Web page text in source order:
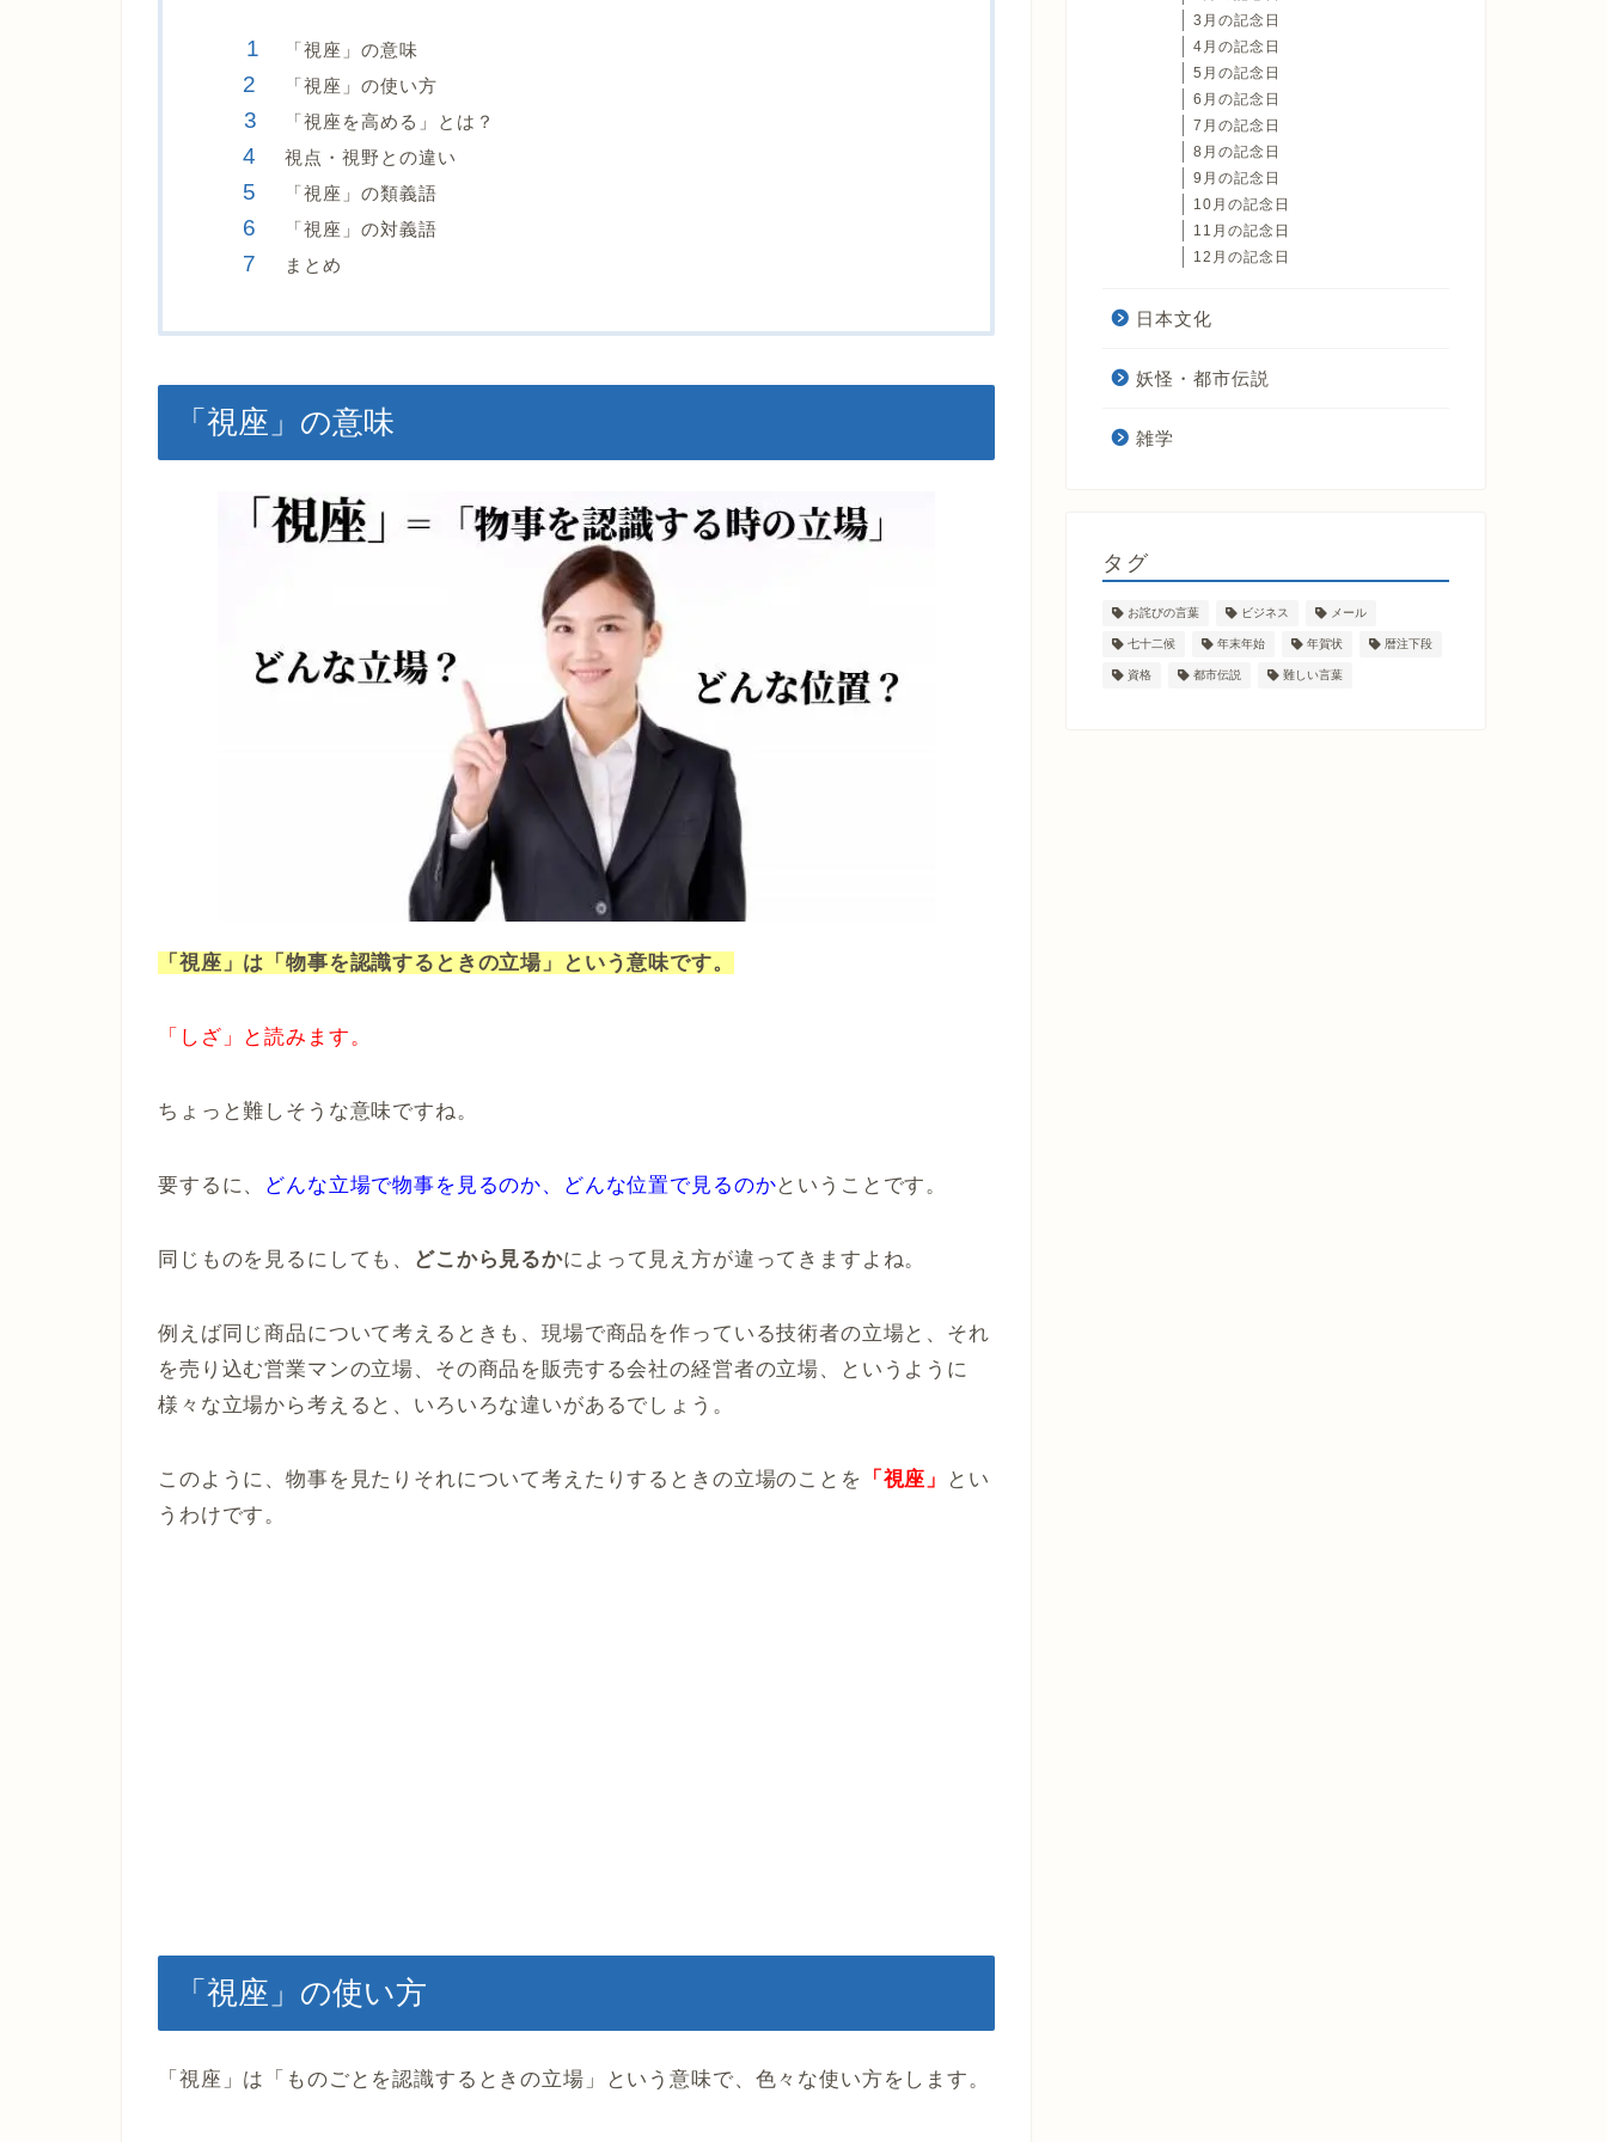
「視座」の意味
「視座」の使い方
「視座を高める」とは？
視点・視野との違い
「視座」の類義語
「視座」の対義語
まとめ
「視座」の意味
「視座」は「物事を認識するときの立場」という意味です。
「しざ」と読みます。
ちょっと難しそうな意味ですね。
要するに、 どんな立場で物事を見るのか、どんな位置で見るのかということです。
同じものを見るにしても、 どこから見るかによって見え方が違ってきますよね。
例えば同じ商品について考えるときも、現場で商品を作っている技術者の立場と、それ
を売り込む営業マンの立場、その商品を販売する会社の経営者の立場、というように
様々な立場から考えると、いろいろな違いがあるでしょう。
このように、物事を見たりそれについて考えたりするときの立場のことを 「視座」
とい
うわけです。
「視座」の使い方
「視座」は「ものごとを認識するときの立場」という意味で、色々な使い方をします。
3月の記念日
4月の記念日
5月の記念日
6月の記念日
7月の記念日
8月の記念日
9月の記念日
10月の記念日
11月の記念日
12月の記念日
日本文化
妖怪・都市伝説
雑学
タグ
お詫びの言葉 ビジネス メール
七十二候 年末年始 年賀状 暦注下段
資格 都市伝説 難しい言葉